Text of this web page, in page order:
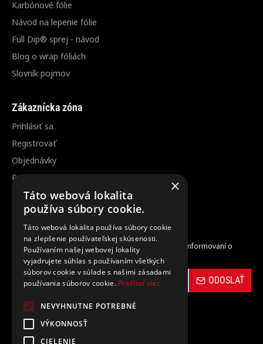
Karbónové fólie
Návod na lepenie fólie
Full Dip® sprej - návod
Blog o wrap fóliách
Slovník pojmov
Zákaznícka zóna
Prihlásiť sa
Registrovať
Objednávky
Reklamácia / vrátenie tovaru
Zrušenie objednávky
Odber noviniek
Zaregistrujte sa do nášho odberu noviniek a buďte informovaní o
novinkách a propagačných akciách.
ODOSLAŤ
×
Táto webová lokalita
používa súbory cookie.
Táto webová lokalita používa súbory cookie
na zlepšenie používateľskej skúsenosti.
Používaním našej webovej lokality
vyjadrujete súhlas s používaním všetkých
súborov cookie v súlade s našimi zásadami
používania súborov cookie. Prečítať viac
NEVYHNUTNE POTREBNÉ
VÝKONNOSŤ
CIELENIE